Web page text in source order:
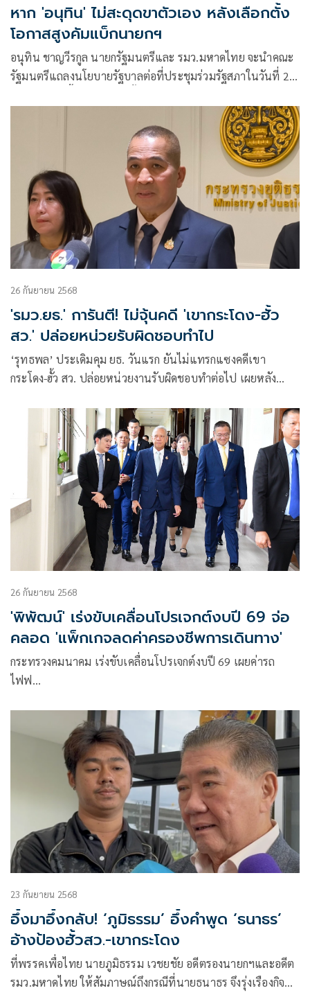
หาก 'อนุทิน' ไม่สะดุดขาตัวเอง หลังเลือกตั้ง
โอกาสสูงคัมแบ็กนายกฯ
อนุทิน ชาญวีรกูล นายกรัฐมนตรีและ รมว.มหาดไทย จะนำคณะ
รัฐมนตรีแถลงนโยบายรัฐบาลต่อที่ประชุมร่วมรัฐสภาในวันที่ 29-
26 กันยายน 2568
'รมว.ยธ.' การันตี! ไม่จุ้นคดี 'เขากระโดง-ฮั้ว
สว.' ปล่อยหน่วยรับผิดชอบทำไป
‘รุทธพล’ ประเดิมคุม ยธ. วันแรก ยันไม่แทรกแซงคดีเขา
กระโดง-ฮั้ว สว. ปล่อยหน่วยงานรับผิดชอบทำต่อไป เผยหลัง
26 กันยายน 2568
'พิพัฒน์' เร่งขับเคลื่อนโปรเจกต์งบปี 69 จ่อ
คลอด 'แพ็กเกจลดค่าครองชีพการเดินทาง'
กระทรวงคมนาคม เร่งขับเคลื่อนโปรเจกต์งบปี 69 เผยค่ารถ
ไฟฟ…
23 กันยายน 2568
อึ้งมาอึ้งกลับ! ‘ภูมิธรรม’ อึ้งคำพูด ‘ธนาธร’
อ้างป้องฮั้วสว.-เขากระโดง
ที่พรรคเพื่อไทย นายภูมิธรรม เวชยชัย อดีตรองนายกฯและอดีต
รมว.มหาดไทย ให้สัมภาษณ์ถึงกรณีที่นายธนาธร จึงรุ่งเรืองกิจ